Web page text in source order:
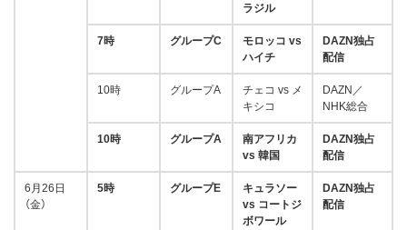
ラジル
7時 グループC
モロッコ vs
ハイチ
DAZN独占
配信
10時 グループA
チェコ vs メ
キシコ
DAZN／
NHK総合
10時 グループA
南アフリカ
vs 韓国
DAZN独占
配信
6月26日
（金）
5時 グループE
キュラソー
vs コートジ
ボワール
DAZN独占
配信